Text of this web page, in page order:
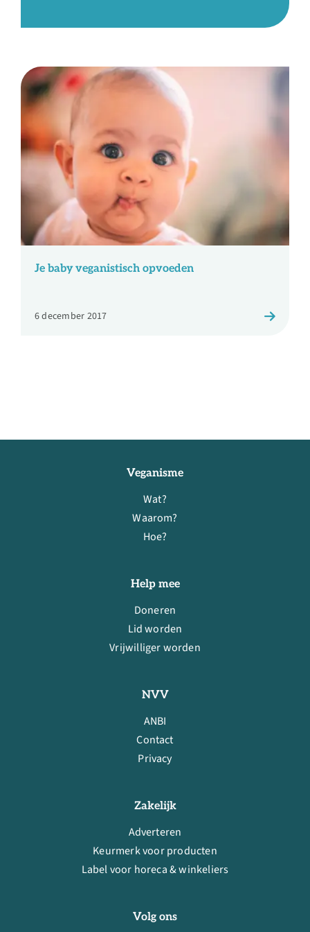
Contact
Doneren
Shop
English
Je baby veganistisch opvoeden
6 december 2017
Veganisme
Wat?
Waarom?
Hoe?
Help mee
Doneren
Lid worden
Vrijwilliger worden
NVV
ANBI
Contact
Privacy
Zakelijk
Adverteren
Keurmerk voor producten
Label voor horeca & winkeliers
Volg ons